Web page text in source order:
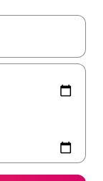
flèches vers le